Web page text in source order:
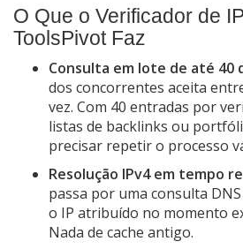
O Que o Verificador de
ToolsPivot Faz
Consulta em lote de até 40
dos concorrentes aceita
vez. Com 40 entradas por
listas de backlinks ou
precisar repetir o processo
Resolução IPv4 em tempo
passa por uma consulta
o IP atribuído no momento
Nada de cache antigo.